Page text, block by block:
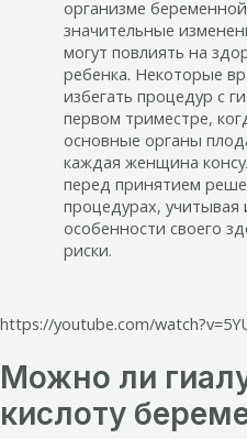
организме
значительные
могут повлиять на
ребенка. Некоторые
избегать процедур с
первом триместре,
основные органы
каждая женщина
перед принятием
процедурах,
особенности своего
риски.
https://youtube.com/
Можно ли
кислоту